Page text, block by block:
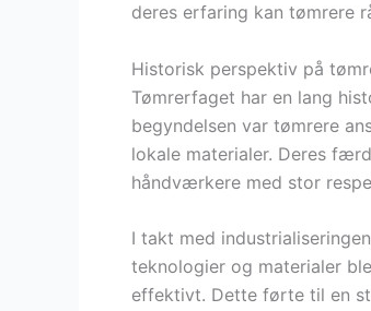
deres erfaring kan tømrere
Historisk perspektiv på
Tømrerfaget har en lang
begyndelsen var tømrere
lokale materialer. Deres
håndværkere med stor
I takt med
teknologier og materialer
effektivt. Dette førte til en